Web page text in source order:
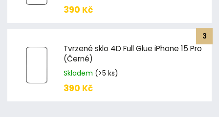
390 Kč
Tvrzené sklo 4D Full Glue iPhone 15 Pro
(Černé)
Skladem (>5 ks)
390 Kč